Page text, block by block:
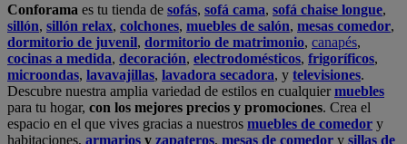
Conforama es tu tienda de sofás, sofá cama, sofá chaise longue,
sillón, sillón relax, colchones, muebles de salón, mesas comedor,
dormitorio de juvenil, dormitorio de matrimonio, canapés,
cocinas a medida, decoración, electrodomésticos, frigoríficos,
microondas, lavavajillas, lavadora secadora, y televisiones.
Descubre nuestra amplia variedad de estilos en cualquiermuebles
para tu hogar, con los mejores precios y promociones. Crea el
espacio en el que vives gracias a nuestros muebles de comedor y
habitaciones, armarios y zapateros, mesas de comedor y sillas de